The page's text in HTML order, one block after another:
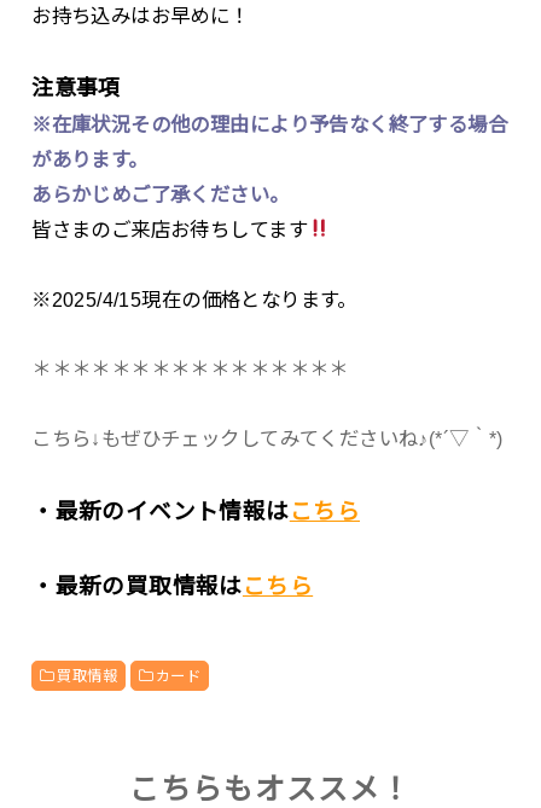
お持ち込みはお早めに！
注意事項
※在庫状況その他の理由により予告なく終了する場合
があります。
あらかじめご了承ください。
皆さまのご来店お待ちしてます
※2025/4/15現在の価格となります。
＊＊＊＊＊＊＊＊＊＊＊＊＊＊＊＊
こちら↓もぜひチェックしてみてくださいね♪(*´▽｀*)
・最新のイベント情報はこちら
・最新の買取情報はこちら
買取情報 カード
こちらもオススメ！